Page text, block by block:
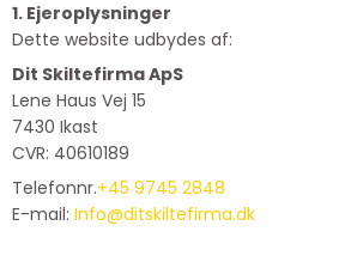
1. Ejeroplysninger
Dette website udbydes af:
Dit Skiltefirma ApS
Lene Haus Vej 15
7430 Ikast
CVR: 40610189
Telefonnr.+45 9745 2848
E-mail: Info@ditskiltefirma.dk